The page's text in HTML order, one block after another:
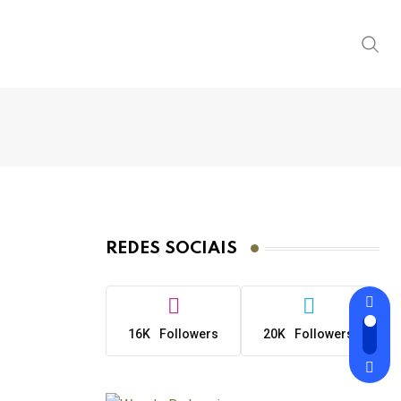
REDES SOCIAIS
16K Followers 20K Followers